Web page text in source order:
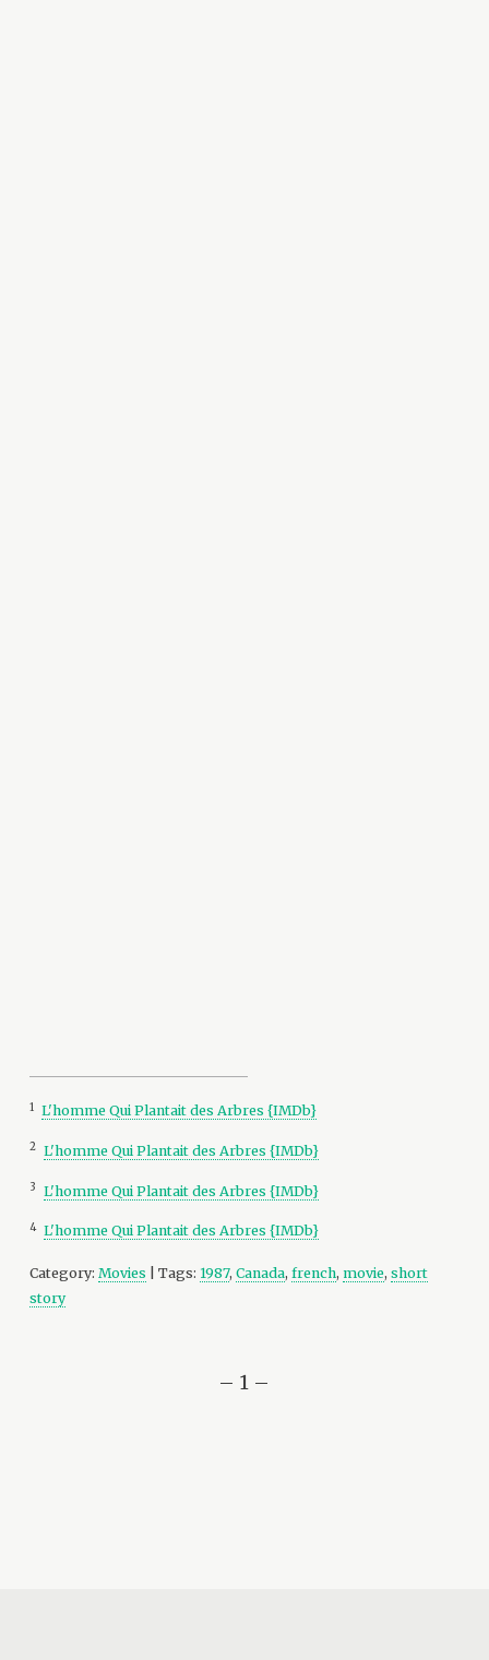
1 L'homme Qui Plantait des Arbres {IMDb}
2 L'homme Qui Plantait des Arbres {IMDb}
3 L'homme Qui Plantait des Arbres {IMDb}
4 L'homme Qui Plantait des Arbres {IMDb}
Category:Movies | Tags: 1987,Canada,french,movie,short
story
– 1 –